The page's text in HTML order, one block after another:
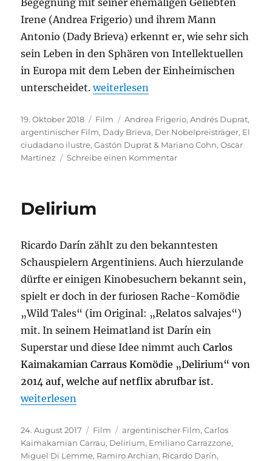
Begegnung mit seiner ehemaligen Geliebten
Irene (Andrea Frigerio) und ihrem Mann
Antonio (Dady Brieva) erkennt er, wie sehr sich
sein Leben in den Sphären von Intellektuellen
in Europa mit dem Leben der Einheimischen
unterscheidet.„Der Nobelpreisträger“
weiterlesen
Veröffentlicht
am
19. Oktober 2018 Kategorien
Film Schlagwörter
Andrea Frigerio,Andrés Duprat,
argentinischer Film, Dady Brieva, Der Nobelpreisträger, El
ciudadano ilustre,Gastón Duprat & Mariano Cohn,Oscar
Martínez
Schreibe einen Kommentarzu
Delirium
Ricardo Darín zählt zu den bekanntesten
Schauspielern Argentiniens. Auch hierzulande
dürfte er einigen Kinobesuchern bekannt sein,
spielt er doch in der furiosen Rache-Komödie
„Wild Tales“ (im Original: „Relatos salvajes“)
mit. In seinem Heimatland ist Darín ein
Superstar und diese Idee nimmt auchCarlos
Kaimakamian Carraus Komödie „Delirium“ von
2014 auf,welche auf netflix abrufbar ist.
„Delirium“
weiterlesen
Veröffentlicht
am
24. August 2017 Kategorien
Film Schlagwörter
argentinischer Film,Carlos
Kaimakamian Carrau, Delirium, Emiliano Carrazzone,
Miguel Di Lemme, Ramiro Archian, Ricardo Darín,